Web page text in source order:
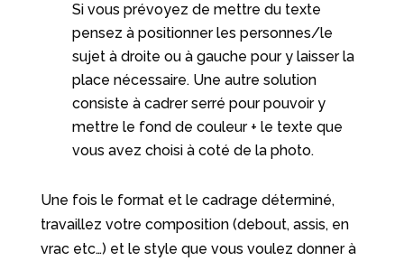
Si vous prévoyez de mettre du texte
pensez à positionner les personnes/le
sujet à droite ou à gauche pour y laisser la
place nécessaire. Une autre solution
consiste à cadrer serré pour pouvoir y
mettre le fond de couleur + le texte que
vous avez choisi à coté de la photo.
Une fois le format et le cadrage déterminé,
travaillez votre composition (debout, assis, en
vrac etc…) et le style que vous voulez donner à